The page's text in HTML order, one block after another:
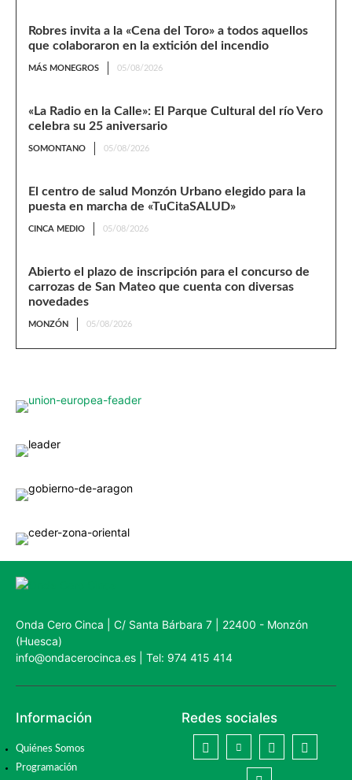
Robres invita a la «Cena del Toro» a todos aquellos
que colaboraron en la extición del incendio
MÁS MONEGROS 05/08/2026
«La Radio en la Calle»: El Parque Cultural del río Vero
celebra su 25 aniversario
SOMONTANO 05/08/2026
El centro de salud Monzón Urbano elegido para la
puesta en marcha de «TuCitaSALUD»
CINCA MEDIO 05/08/2026
Abierto el plazo de inscripción para el concurso de
carrozas de San Mateo que cuenta con diversas
novedades
MONZÓN 05/08/2026
Onda Cero Cinca | C/ Santa Bárbara 7 | 22400 - Monzón
(Huesca)
info@ondacerocinca.es | Tel: 974 415 414
Información
Quiénes Somos
Programación
Redes sociales